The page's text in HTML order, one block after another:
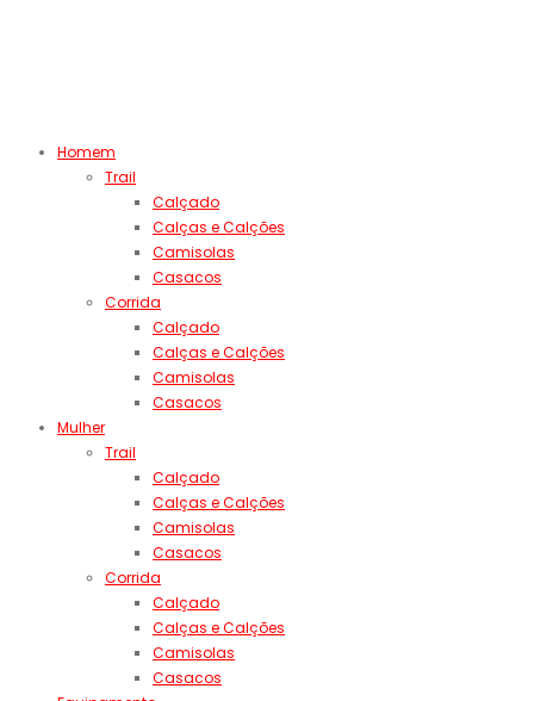
Homem
Trail
Calçado
Calças e Calções
Camisolas
Casacos
Corrida
Calçado
Calças e Calções
Camisolas
Casacos
Mulher
Trail
Calçado
Calças e Calções
Camisolas
Casacos
Corrida
Calçado
Calças e Calções
Camisolas
Casacos